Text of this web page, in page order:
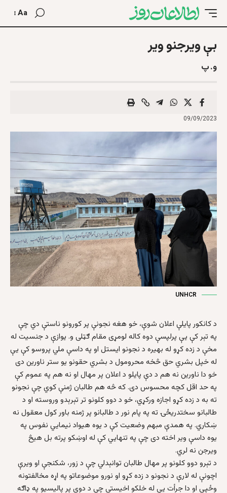
Aa
بې ويرجنو وير
و. پ
09/09/2023
UNHCR
د کانکور پايلې اعلان شوې، خو هغه نجونې پر کورونو ناستې دي چې
په تېر کې يې پرلپسې دوه کاله لومړی مقام ګټلی و. يوازې د جنسيت له
مخې د زده کړو له بهيره د نجونو ايستل او په داسې ملي پروسو کې يې
له خپل بشري حق څخه محرومول د بشري حقونو يو ستر ناورين دی
خو دا ناورين نه هم د دې پايلو د اعلان پر مهال او نه هم په عموم کې
په حد اقل کچه محسوس دی. که څه هم طالبان ژمنې کوي چې نجونو
ته به د زده کړو اجازه ورکړي، خو د دوو کلونو تر تېرېدو وروسته او د
طالبانو سختدريځۍ ته په پام نور د طالبانو پر ژمنه باور کول معقول نه
ښکاري. په همدې مبهم وضعيت کې د يوه هيواد نيمايي نفوس په
يوه داسې وير اخته دی چې په تنهايي کې له اوښکو پرته بل هيڅ
ويرجن نه لري.
د تېرو دوو کلونو پر مهال طالبان توانېدلي چې د زور، شکنجې او ويرې
اچونې له لارې د نجونو د زده کړو او نورو موضوعاتو په اړه مخالفتونه
وځپي او دا جرأت یې له خلکو اخیستی چې د دوی پر پاليسيو په ډاګه